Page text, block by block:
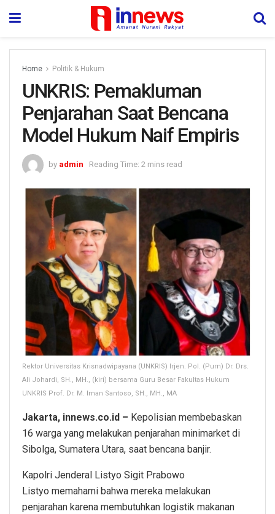
Home Politik & Hukum
UNKRIS: Pemakluman
Penjarahan Saat Bencana
Model Hukum Naif Empiris
by admin Reading Time: 2 mins read
Rektor Universitas Krisnadwipayana (UNKRIS) Irjen. Pol. (Purn) Dr. Drs.
Ali Johardi, SH., MH., (kiri) bersama Guru Besar Fakultas Hukum
UNKRIS Prof. Dr. M. Iman Santoso, SH., MH., MA
Jakarta, innews.co.id – Kepolisian membebaskan
16 warga yang melakukan penjarahan minimarket di
Sibolga, Sumatera Utara, saat bencana banjir.
Kapolri Jenderal Listyo Sigit Prabowo
Listyo memahami bahwa mereka melakukan
penjarahan karena membutuhkan logistik makanan